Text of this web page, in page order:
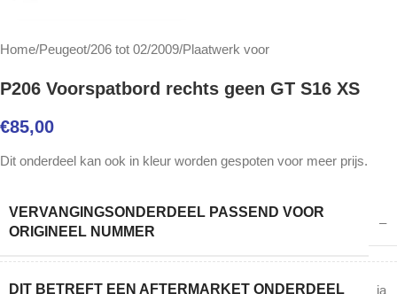
Home/Peugeot/206 tot 02/2009/Plaatwerk voor
P206 Voorspatbord rechts geen GT S16 XS
€85,00
Dit onderdeel kan ook in kleur worden gespoten voor meer prijs.
VERVANGINGSONDERDEEL PASSEND VOOR
ORIGINEEL NUMMER
–
DIT BETREFT EEN AFTERMARKET ONDERDEEL ja